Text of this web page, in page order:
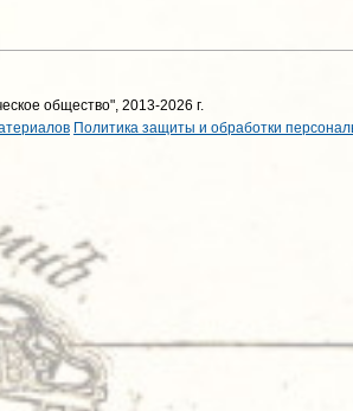
общество", 2013-2026 г.
Политика защиты и обработки